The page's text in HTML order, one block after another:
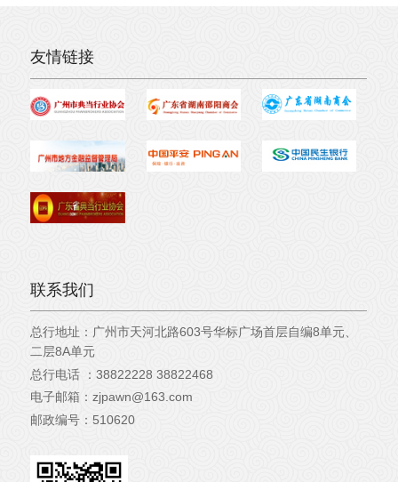
友情链接
联系我们
总行地址： 广州市天河北路603号华标广场首层自编8单元、
二层8A单元
总行电话 ：38822228 38822468
电子邮箱：zjpawn@163.com
邮政编号： 510620